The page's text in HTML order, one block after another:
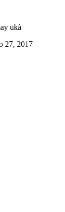
ukà
27, 2017